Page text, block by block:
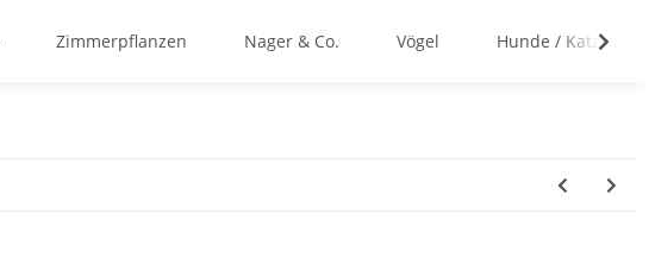
Zimmerpflanzen Nager & Co. Vögel Hunde / Katzen